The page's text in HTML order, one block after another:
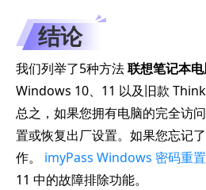
结论
我们列举了5种方法联想笔记本
Windows 10、11 以及旧款
总之，如果您拥有电脑的完全访
置或恢复出厂设置。如果您忘记
作。 imyPass Windows 密码重置
11 中的故障排除功能。